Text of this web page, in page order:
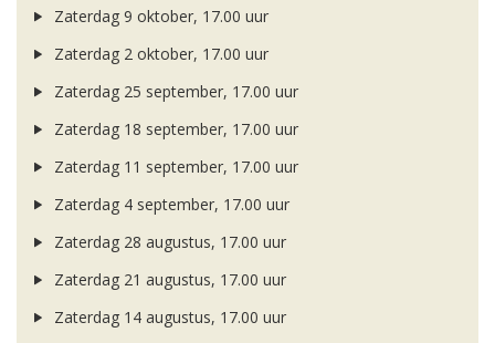
Zaterdag 9 oktober, 17.00 uur
Zaterdag 2 oktober, 17.00 uur
Zaterdag 25 september, 17.00 uur
Zaterdag 18 september, 17.00 uur
Zaterdag 11 september, 17.00 uur
Zaterdag 4 september, 17.00 uur
Zaterdag 28 augustus, 17.00 uur
Zaterdag 21 augustus, 17.00 uur
Zaterdag 14 augustus, 17.00 uur